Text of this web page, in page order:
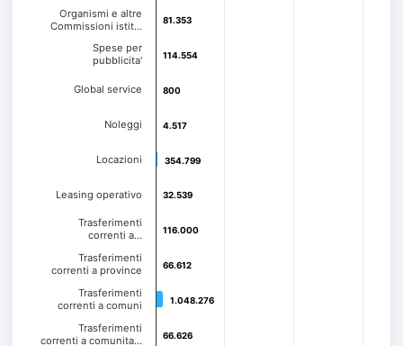
81.353
81.353
114.554
114.554
800
800
4.517
4.517
354.799
354.799
32.539
32.539
116.000
116.000
66.612
66.612
1.048.276
1.048.276
66.626
66.626
Organismi e altre
Commissioni istit…
Spese per
pubblicita'
Global service
Noleggi
Locazioni
Leasing operativo
Trasferimenti
correnti a…
Trasferimenti
correnti a province
Trasferimenti
correnti a comuni
Trasferimenti
correnti a comunita…